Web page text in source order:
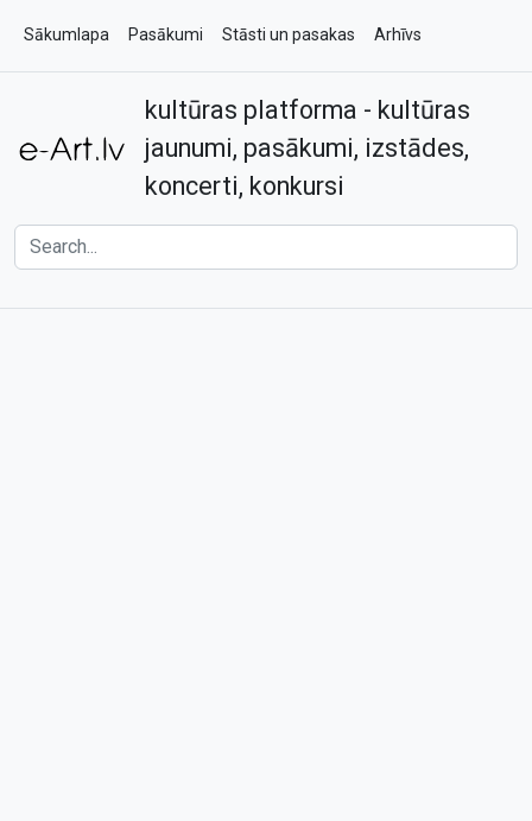
Sākumlapa Pasākumi Stāsti un pasakas Arhīvs
Kontakti
kultūras platforma - kultūras
jaunumi, pasākumi, izstādes,
koncerti, konkursi